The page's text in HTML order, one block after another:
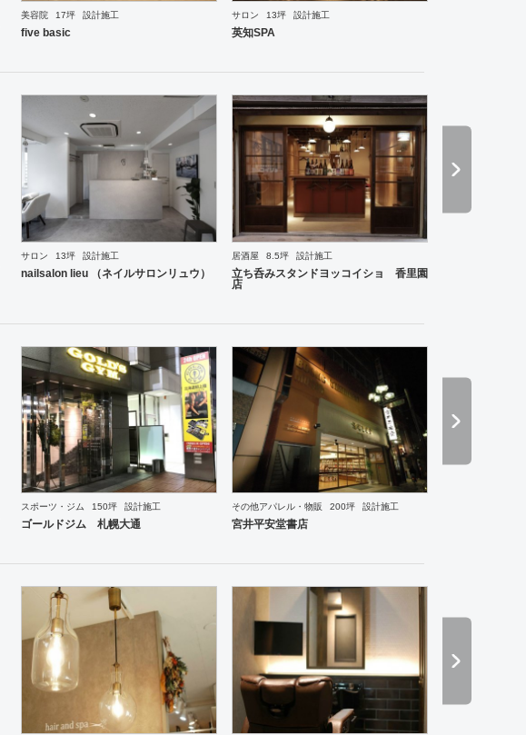
カフェ・パン・ケーキ 和食・寿司 焼肉・中華料理・韓国料理
美容院 17坪 設計施工
five basic
サロン 13坪 設計施工
英知SPA
カフェ・パン・ケーキ ラーメン・そば・うどん 和食・寿司 焼肉・中華料理・韓国料理 その他 オフィス
サロン 13坪 設計施工
nailsalon lieu （ネイルサロンリュウ）
居酒屋 8.5坪 設計施工
立ち呑みスタンドヨッコイショ 香里園
店
カフェ・パン・ケーキ 和食・寿司 焼肉・中華料理・韓国料理 オフィス
スポーツ・ジム 150坪 設計施工
ゴールドジム 札幌大通
その他アパレル・物販 200坪 設計施工
宮井平安堂書店